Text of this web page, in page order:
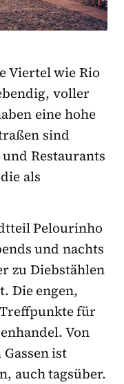
Viertel wie Rio
voller
eine hohe
sind
Restaurants
als
Pelourinho
und nachts
zu Diebstählen
Die engen,
für
Von
ist
auch tagsüber.